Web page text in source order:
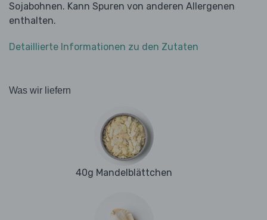
Sojabohnen. Kann Spuren von anderen Allergenen
enthalten.
Detaillierte Informationen zu den Zutaten
Was wir liefern
40g Mandelblättchen